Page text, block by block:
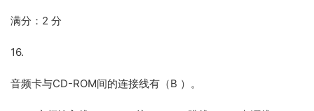
满分：2 分
16.
音频卡与CD-ROM间的连接线有（B ）。